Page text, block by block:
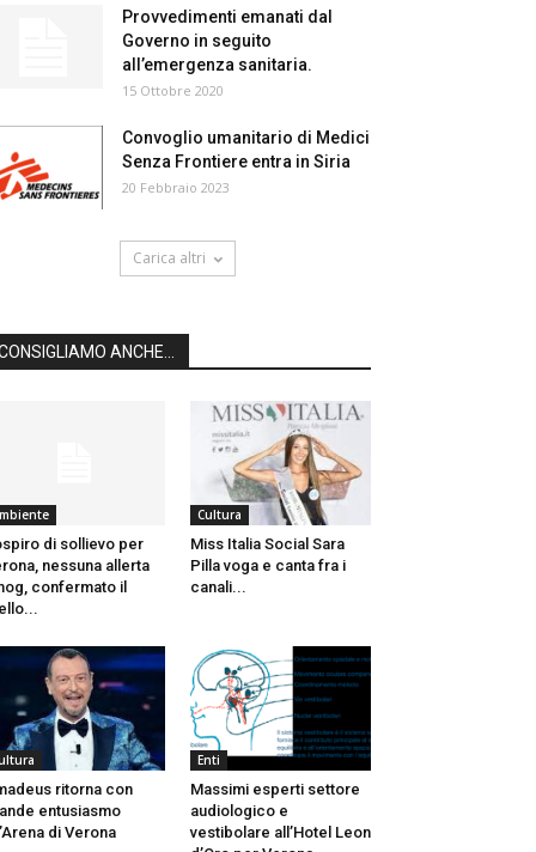
Provvedimenti emanati dal
Governo in seguito
all’emergenza sanitaria.
15 Ottobre 2020
Convoglio umanitario di Medici
Senza Frontiere entra in Siria
20 Febbraio 2023
Carica altri
ANCHE...
di sollievo per
nessuna allerta
confermato il
Cultura
Miss Italia Social Sara
Pilla voga e canta fra i
canali...
ritorna con
entusiasmo
di Verona
Enti
Massimi esperti settore
audiologico e
vestibolare all’Hotel Leon